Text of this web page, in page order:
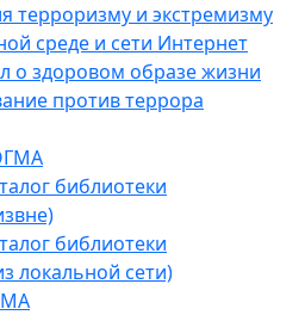
терроризму и экстремизму
среде и сети Интернет
о здоровом образе жизни
против террора
библиотеки
библиотеки
локальной сети)